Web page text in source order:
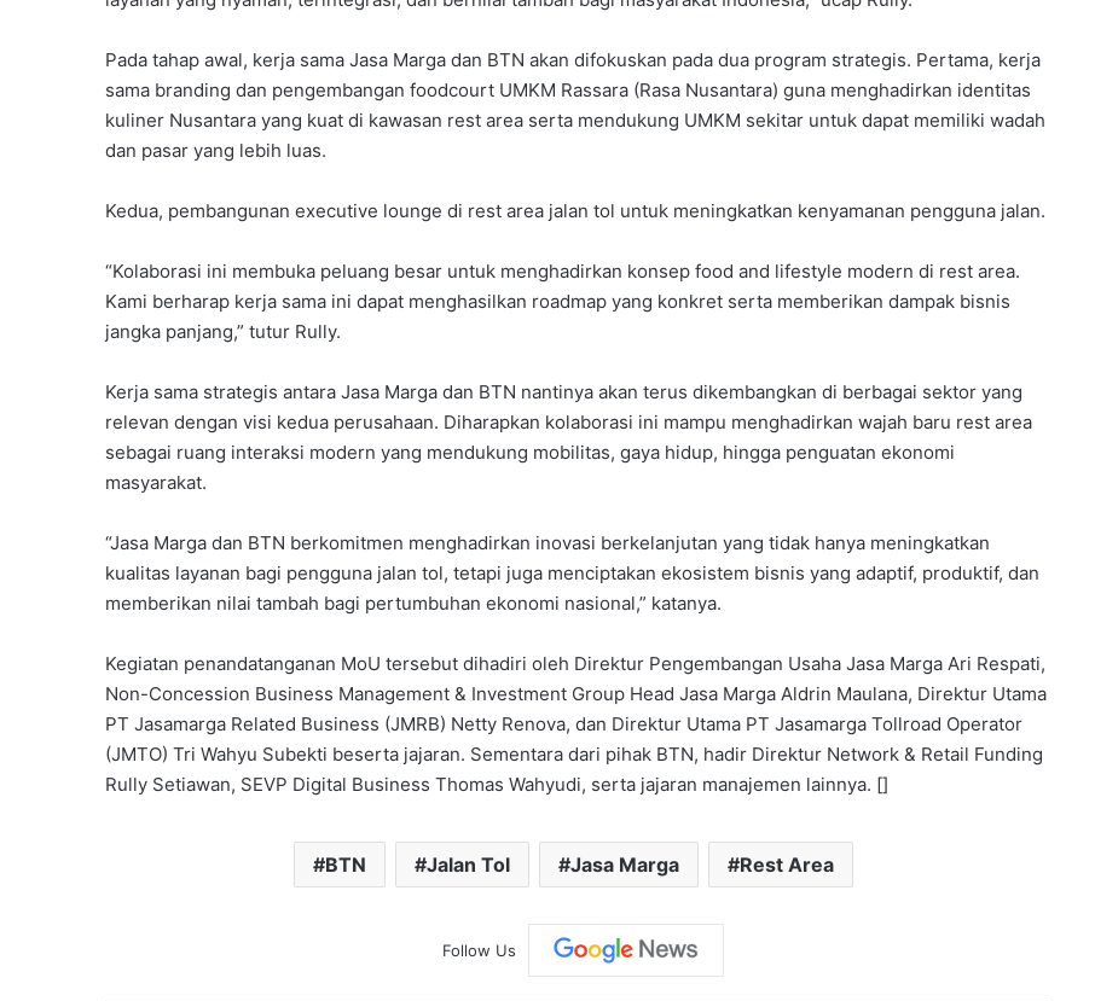
Pada tahap awal, kerja sama Jasa Marga dan BTN akan difokuskan pada dua program strategis. Pertama, kerja
sama branding dan pengembangan foodcourt UMKM Rassara (Rasa Nusantara) guna menghadirkan identitas
kuliner Nusantara yang kuat di kawasan rest area serta mendukung UMKM sekitar untuk dapat memiliki wadah
dan pasar yang lebih luas.
Kedua, pembangunan executive lounge di rest area jalan tol untuk meningkatkan kenyamanan pengguna jalan.
“Kolaborasi ini membuka peluang besar untuk menghadirkan konsep food and lifestyle modern di rest area.
Kami berharap kerja sama ini dapat menghasilkan roadmap yang konkret serta memberikan dampak bisnis
jangka panjang,” tutur Rully.
Kerja sama strategis antara Jasa Marga dan BTN nantinya akan terus dikembangkan di berbagai sektor yang
relevan dengan visi kedua perusahaan. Diharapkan kolaborasi ini mampu menghadirkan wajah baru rest area
sebagai ruang interaksi modern yang mendukung mobilitas, gaya hidup, hingga penguatan ekonomi
masyarakat.
“Jasa Marga dan BTN berkomitmen menghadirkan inovasi berkelanjutan yang tidak hanya meningkatkan
kualitas layanan bagi pengguna jalan tol, tetapi juga menciptakan ekosistem bisnis yang adaptif, produktif, dan
memberikan nilai tambah bagi pertumbuhan ekonomi nasional,” katanya.
Kegiatan penandatanganan MoU tersebut dihadiri oleh Direktur Pengembangan Usaha Jasa Marga Ari Respati,
Non-Concession Business Management & Investment Group Head Jasa Marga Aldrin Maulana, Direktur Utama
PT Jasamarga Related Business (JMRB) Netty Renova, dan Direktur Utama PT Jasamarga Tollroad Operator
(JMTO) Tri Wahyu Subekti beserta jajaran. Sementara dari pihak BTN, hadir Direktur Network & Retail Funding
Rully Setiawan, SEVP Digital Business Thomas Wahyudi, serta jajaran manajemen lainnya. []
BTN Jalan Tol Jasa Marga Rest Area
Follow Us